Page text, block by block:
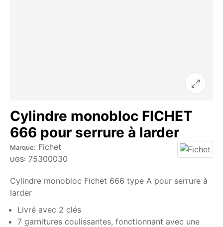
Cylindre monobloc FICHET
666 pour serrure à larder
Marque: Fichet
UGS: 75300030
Cylindre monobloc Fichet 666 type A pour serrure à
larder
Livré avec 2 clés
7 garnitures coulissantes, fonctionnant avec une